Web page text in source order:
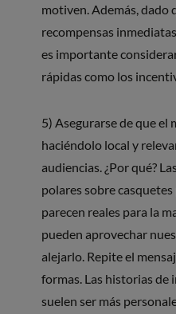
motiven. Además, dado
recompensas
es importante
rápidas como los
5) Asegurarse de que el
haciéndolo local y
audiencias. ¿Por qué?
polares sobre
parecen reales para la
pueden aprovechar
alejarlo. Repite el
formas. Las historias
suelen ser más